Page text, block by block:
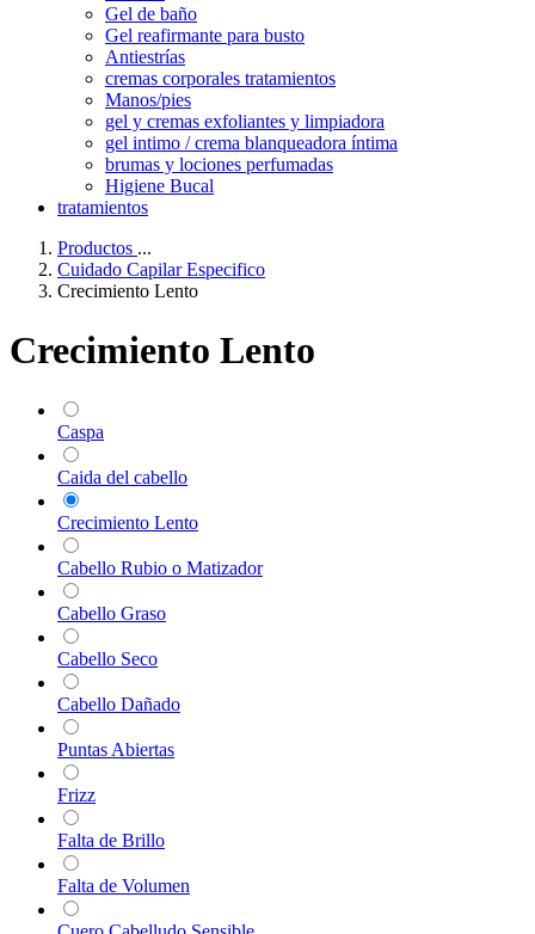
Gel de baño
Gel reafirmante para busto
Antiestrías
cremas corporales tratamientos
Manos/pies
gel y cremas exfoliantes y limpiadora
gel intimo / crema blanqueadora íntima
brumas y lociones perfumadas
Higiene Bucal
tratamientos
Productos ...
Cuidado Capilar Especifico
Crecimiento Lento
Crecimiento Lento
Caspa
Caida del cabello
Crecimiento Lento
Cabello Rubio o Matizador
Cabello Graso
Cabello Seco
Cabello Dañado
Puntas Abiertas
Frizz
Falta de Brillo
Falta de Volumen